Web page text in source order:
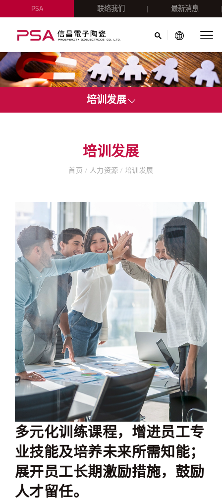
PSA 联络我们 最新消息
培训发展
培训发展
首页 / 人力资源 / 培训发展
多元化训练课程，增进员工专
业技能及培养未来所需知能；
展开员工长期激励措施，鼓励
人才留任。